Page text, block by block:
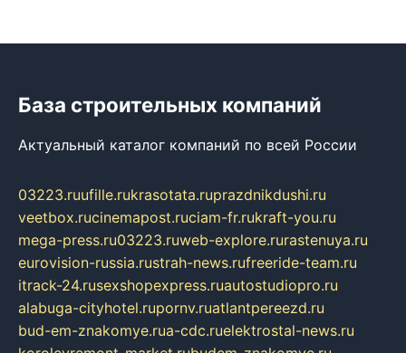
База строительных компаний
Актуальный каталог компаний по всей России
03223.ruufille.rukrasotata.ruprazdnikdushi.ru
veetbox.rucinemapost.ruciam-fr.rukraft-you.ru
mega-press.ru03223.ruweb-explore.rurastenuya.ru
eurovision-russia.rustrah-news.rufreeride-team.ru
itrack-24.rusexshopexpress.ruautostudiopro.ru
alabuga-cityhotel.rupornv.ruatlantpereezd.ru
bud-em-znakomye.rua-cdc.ruelektrostal-news.ru